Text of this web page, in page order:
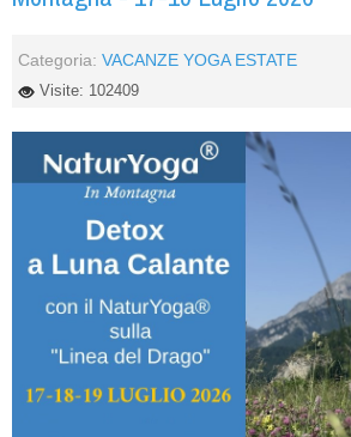
Categoria: VACANZE YOGA ESTATE
Visite: 102409